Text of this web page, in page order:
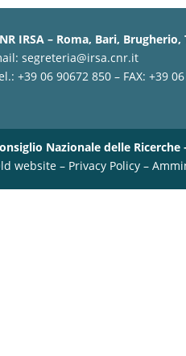
IRSA – Roma, Bari,
segreteria@irsa.cnr.it
+39 06 90672 850 – FAX: +39
Nazionale delle
website – Privacy Policy –